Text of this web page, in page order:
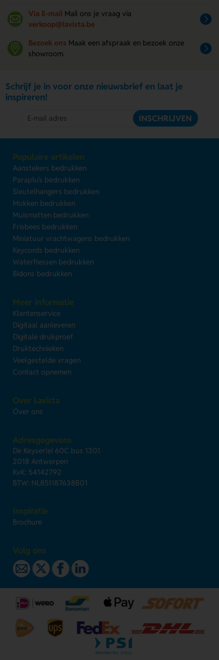
Via E-mail Mail ons je vraag via
verkoop@lavista.be
Bezoek ons Maak een afspraak en bezoek onze
showroom.
Schrijf je in voor onze nieuwsbrief en laat je
inspireren!
INSCHRIJVEN
Populaire artikelen
Aanstekers bedrukken
Paraplu's bedrukken
Sleutelhangers bedrukken
Mokken bedrukken
Muismatten bedrukken
Frisbees bedrukken
Miniatuur vrachtwagens bedrukken
Keycords bedrukken
Waterflessen bedrukken
Bidons bedrukken
Meer informatie
Klantenservice
Digitaal aanleveren
Digitale drukproef
Druktechnieken
Veelgestelde vragen
Contact opnemen
Over Lavista
Over ons
Adresgegevens
De Keyserlei 60C bus 1301
2018 Antwerpen
KvK: 54142792
BTW: NL851187638B01
Inspiratie
Brochure
Volg ons